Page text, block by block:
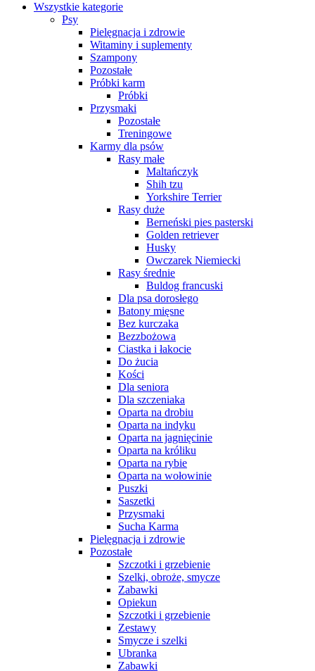
Wszystkie kategorie
Psy
Pielęgnacja i zdrowie
Witaminy i suplementy
Szampony
Pozostałe
Próbki karm
Próbki
Przysmaki
Pozostałe
Treningowe
Karmy dla psów
Rasy małe
Maltańczyk
Shih tzu
Yorkshire Terrier
Rasy duże
Berneński pies pasterski
Golden retriever
Husky
Owczarek Niemiecki
Rasy średnie
Buldog francuski
Dla psa dorosłego
Batony mięsne
Bez kurczaka
Bezzbożowa
Ciastka i łakocie
Do żucia
Kości
Dla seniora
Dla szczeniaka
Oparta na drobiu
Oparta na indyku
Oparta na jagnięcinie
Oparta na króliku
Oparta na rybie
Oparta na wołowinie
Puszki
Saszetki
Przysmaki
Sucha Karma
Pielęgnacja i zdrowie
Pozostałe
Szczotki i grzebienie
Szelki, obroże, smycze
Zabawki
Opiekun
Szczotki i grzebienie
Zestawy
Smycze i szelki
Ubranka
Zabawki